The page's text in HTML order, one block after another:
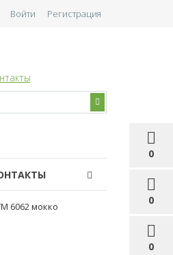
0
0
0
Войти Регистрация
6062 мокко